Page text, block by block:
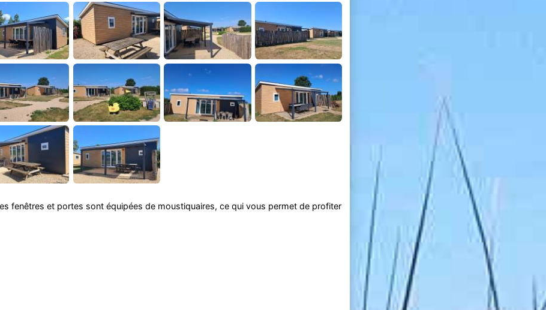
fenêtres et portes sont équipées de moustiquaires, ce qui vous permet de profiter